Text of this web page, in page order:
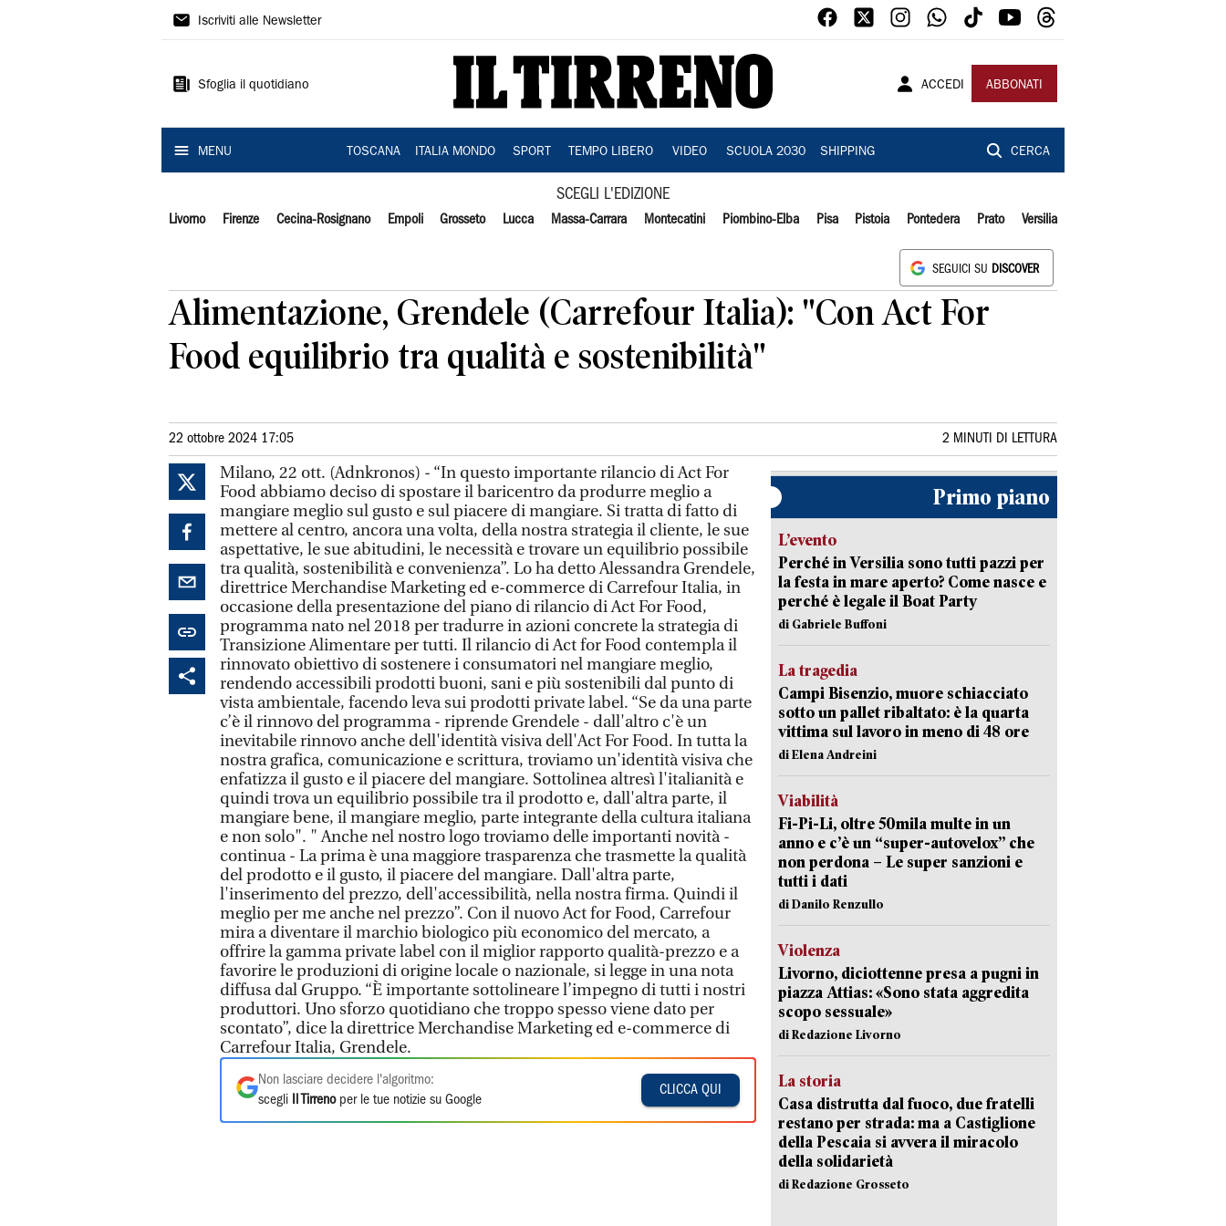
Il
Iscriviti alle Newsletter
Sfoglia il quotidiano ACCEDI ABBONATI
MENU TOSCANA ITALIA MONDO SPORT TEMPO LIBERO VIDEO SCUOLA 2030 SHIPPING CERCA
SCEGLI L'EDIZIONE
Livorno Firenze Cecina-Rosignano Empoli Grosseto Lucca Massa-Carrara Montecatini Piombino-Elba Pisa Pistoia Pontedera Prato Versilia
SEGUICI SU DISCOVER
Alimentazione, Grendele (Carrefour Italia): "Con Act For
Food equilibrio tra qualità e sostenibilità"
22 ottobre 2024 17:05 2 MINUTI DI LETTURA
Milano, 22 ott. (Adnkronos) - “In questo importante rilancio di Act For
Food abbiamo deciso di spostare il baricentro da produrre meglio a
mangiare meglio sul gusto e sul piacere di mangiare. Si tratta di fatto di
mettere al centro, ancora una volta, della nostra strategia il cliente, le sue
aspettative, le sue abitudini, le necessità e trovare un equilibrio possibile
tra qualità, sostenibilità e convenienza”. Lo ha detto Alessandra Grendele,
direttrice Merchandise Marketing ed e-commerce di Carrefour Italia, in
occasione della presentazione del piano di rilancio di Act For Food,
programma nato nel 2018 per tradurre in azioni concrete la strategia di
Transizione Alimentare per tutti. Il rilancio di Act for Food contempla il
rinnovato obiettivo di sostenere i consumatori nel mangiare meglio,
rendendo accessibili prodotti buoni, sani e più sostenibili dal punto di
vista ambientale, facendo leva sui prodotti private label. “Se da una parte
c’è il rinnovo del programma - riprende Grendele - dall'altro c'è un
inevitabile rinnovo anche dell'identità visiva dell'Act For Food. In tutta la
nostra grafica, comunicazione e scrittura, troviamo un'identità visiva che
enfatizza il gusto e il piacere del mangiare. Sottolinea altresì l'italianità e
quindi trova un equilibrio possibile tra il prodotto e, dall'altra parte, il
mangiare bene, il mangiare meglio, parte integrante della cultura italiana
e non solo". " Anche nel nostro logo troviamo delle importanti novità -
continua - La prima è una maggiore trasparenza che trasmette la qualità
del prodotto e il gusto, il piacere del mangiare. Dall'altra parte,
l'inserimento del prezzo, dell'accessibilità, nella nostra firma. Quindi il
meglio per me anche nel prezzo”. Con il nuovo Act for Food, Carrefour
mira a diventare il marchio biologico più economico del mercato, a
offrire la gamma private label con il miglior rapporto qualità-prezzo e a
favorire le produzioni di origine locale o nazionale, si legge in una nota
diffusa dal Gruppo. “È importante sottolineare l’impegno di tutti i nostri
produttori. Uno sforzo quotidiano che troppo spesso viene dato per
scontato”, dice la direttrice Merchandise Marketing ed e-commerce di
Carrefour Italia, Grendele.
Non lasciare decidere l'algoritmo:
scegli
Il Tirrenoper le tue notizie su Google
CLICCA QUI
Primo piano
L’evento
Perché in Versilia sono tutti pazzi per
la festa in mare aperto? Come nasce e
perché è legale il Boat Party
di Gabriele Buffoni
La tragedia
Campi Bisenzio, muore schiacciato
sotto un pallet ribaltato: è la quarta
vittima sul lavoro in meno di 48 ore
di Elena Andreini
Viabilità
Fi-Pi-Li, oltre 50mila multe in un
anno e c’è un “super-autovelox” che
non perdona – Le super sanzioni e
tutti i dati
di Danilo Renzullo
Violenza
Livorno, diciottenne presa a pugni in
piazza Attias: «Sono stata aggredita
scopo sessuale»
di Redazione Livorno
La storia
Casa distrutta dal fuoco, due fratelli
restano per strada: ma a Castiglione
della Pescaia si avvera il miracolo
della solidarietà
di Redazione Grosseto